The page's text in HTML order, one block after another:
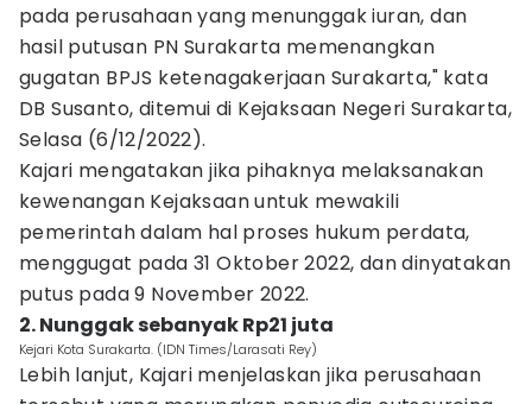
pada perusahaan yang menunggak iuran, dan
hasil putusan PN Surakarta memenangkan
gugatan BPJS ketenagakerjaan Surakarta," kata
DB Susanto, ditemui di Kejaksaan Negeri Surakarta,
Selasa (6/12/2022).
Kajari mengatakan jika pihaknya melaksanakan
kewenangan Kejaksaan untuk mewakili
pemerintah dalam hal proses hukum perdata,
menggugat pada 31 Oktober 2022, dan dinyatakan
putus pada 9 November 2022.
2. Nunggak sebanyak Rp21 juta
Kejari Kota Surakarta. (IDN Times/Larasati Rey)
Lebih lanjut, Kajari menjelaskan jika perusahaan